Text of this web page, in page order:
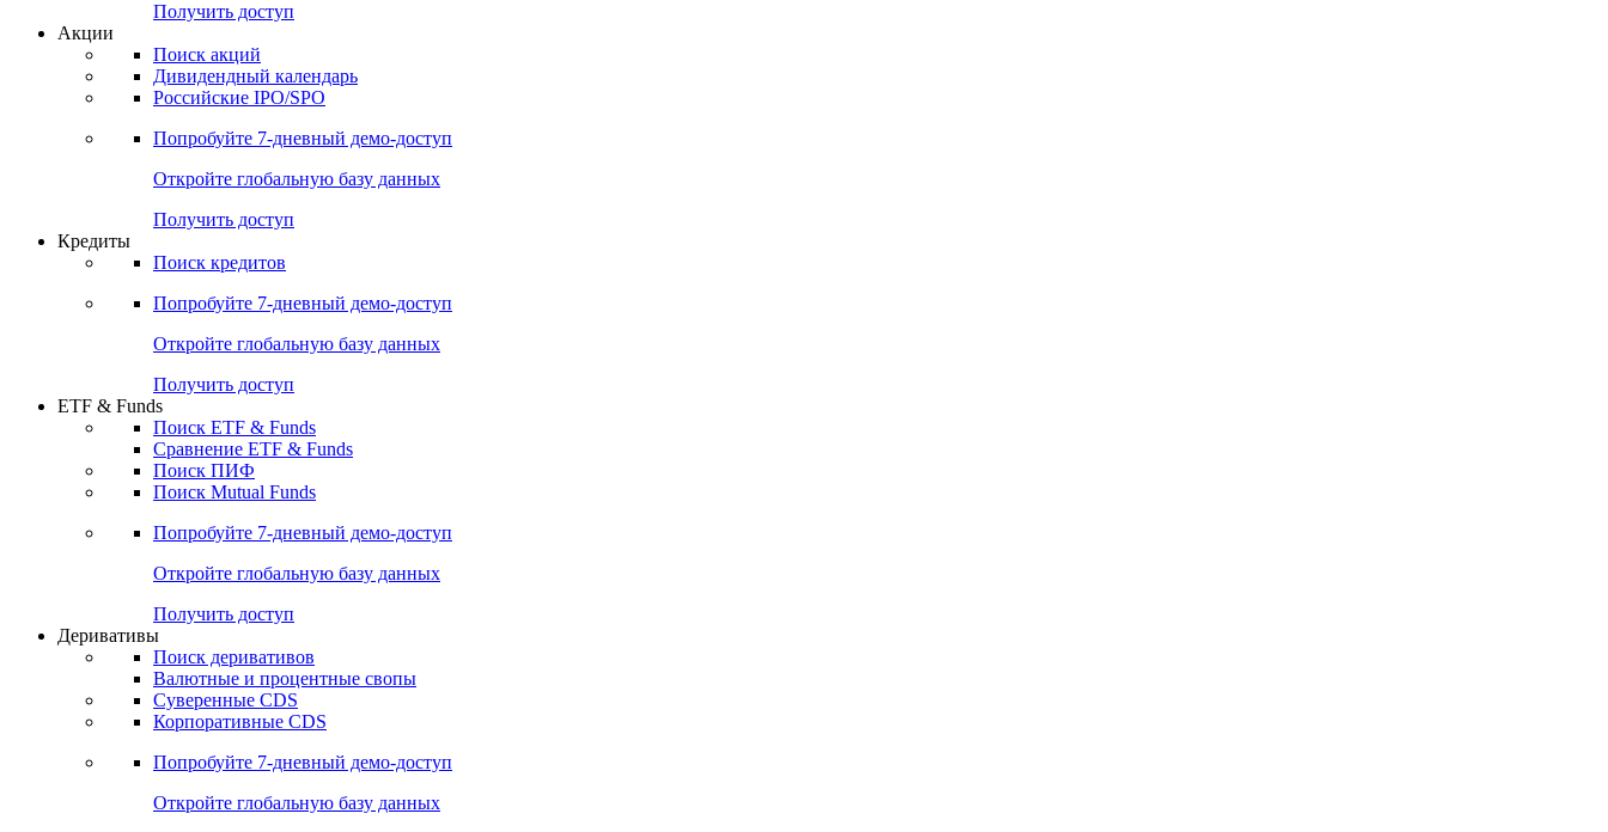
Получить доступ
Акции
Поиск акций
Дивидендный календарь
Российские IPO/SPO
Попробуйте 7-дневный демо-доступ
Откройте глобальную базу данных
Получить доступ
Кредиты
Поиск кредитов
Попробуйте 7-дневный демо-доступ
Откройте глобальную базу данных
Получить доступ
ETF & Funds
Поиск ETF & Funds
Сравнение ETF & Funds
Поиск ПИФ
Поиск Mutual Funds
Попробуйте 7-дневный демо-доступ
Откройте глобальную базу данных
Получить доступ
Деривативы
Поиск деривативов
Валютные и процентные свопы
Суверенные CDS
Корпоративные CDS
Попробуйте 7-дневный демо-доступ
Откройте глобальную базу данных